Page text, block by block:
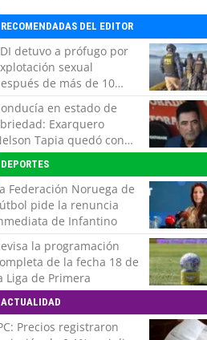
RECOMENDADAS DEL EDITOR
detuvo a prófugo por
sexual
de más de 10
de navegación en la
australen estado de
Exarquero
Tapia quedó con
graves tras
accidente vehicular
DEPORTES
Federación Noruega de
pide la renuncia
de Infantino
la programación
de la fecha 18 de
Liga de Primera
ACTUALIDAD
Precios registraron